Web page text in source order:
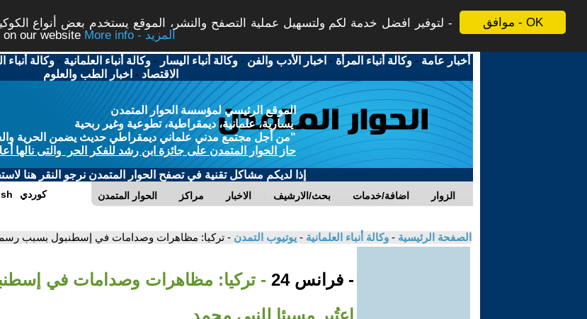
موافق - OK
لتوفير افضل خدمة لكم ولتسهيل عملية التصفح والنشر، الموقع يستخدم بعض أنواع
our website
More info - المزيد
أخبار عامة -وكالة أنباء المرأة - اخبار الأدب والفن -وكالة أنباء اليسار -وكالة أنباء العلمانية -وكالة أنباء
الاقتصاد - اخبار الطب والعلوم
الموقع الرئيسي لمؤسسة الحوار المتمدن
يسارية، علمانية، ديمقراطية، تطوعية وغير ربحية
"من أجل مجتمع مدني علماني ديمقراطي حديث يضمن الحرية
حاز الحوار المتمدن على جائزة ابن رشد للفكر الحر والتى نالها
إذا لديكم مشاكل تقنية في تصفح الحوار المتمدن نرجو النقر هنا
الحوار المتمدن مراكز الاخبار بحث/الارشيف اضافة/خدمات الزوار كوردي
الصفحة الرئيسية - وكالة أنباء العلمانية - يوتيوب التمدن - تركيا: مظاهرات وصدامات في إسطنبول بسبب رسم
- فرانس 24
- تركيا: مظاهرات وصدامات في
اعتُبر مسيئا للنبي محمد